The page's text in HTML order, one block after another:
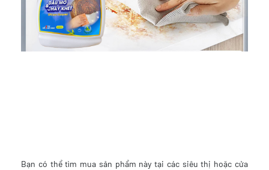
Bạn có thể tìm mua sản phẩm này tại các siêu thị hoặc cửa